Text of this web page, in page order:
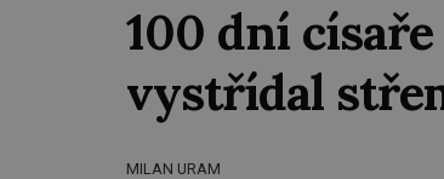
100 dní
vystřídal
MILAN URAM